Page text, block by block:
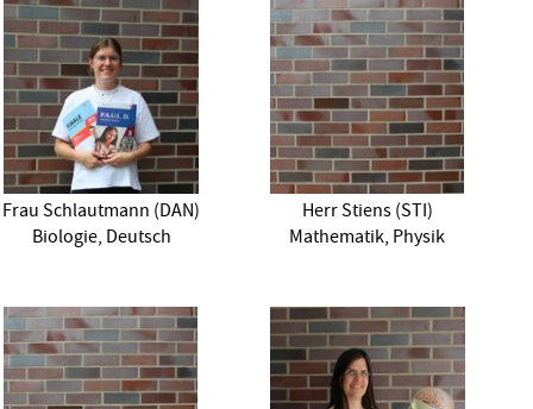
Frau Schlautmann (DAN)
Biologie, Deutsch
Herr Stiens (STI)
Mathematik, Physik